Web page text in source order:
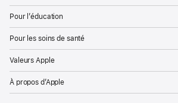
Pour l’éducation
Pour les soins de santé
Valeurs Apple
À propos d’Apple